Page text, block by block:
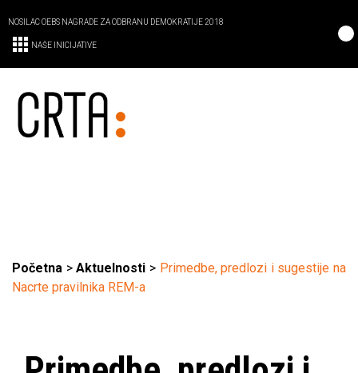
NOSILAC OEBS NAGRADE ZA ODBRANU DEMOKRATIJE 2018
NAŠE INICIJATIVE
Početna >Aktuelnosti > Primedbe, predlozi i sugestije na
Nacrte pravilnika REM-a